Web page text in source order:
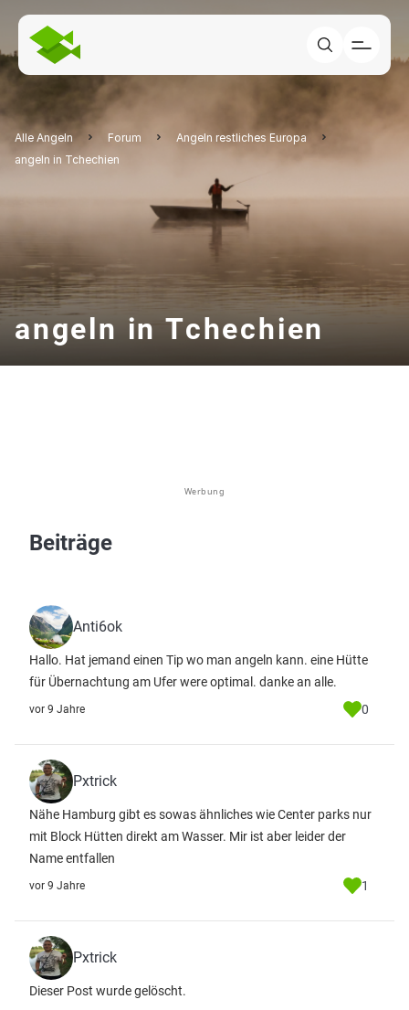
Alle Angeln Forum
Angeln restliches Europa
angeln in Tchechien
angeln in Tchechien
Werbung
Beiträge
Anti6ok
Hallo. Hat jemand einen Tip wo man angeln kann. eine Hütte
für Übernachtung am Ufer were optimal. danke an alle.
vor 9 Jahre 0
Pxtrick
Nähe Hamburg gibt es sowas ähnliches wie Center parks nur
mit Block Hütten direkt am Wasser. Mir ist aber leider der
Name entfallen
vor 9 Jahre 1
Pxtrick
Dieser Post wurde gelöscht.